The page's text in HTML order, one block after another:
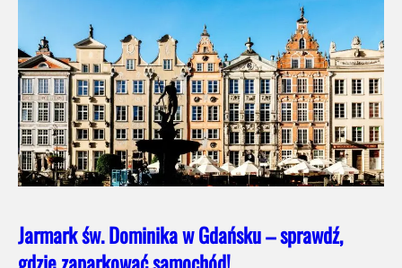
Jarmark św. Dominika w Gdańsku – sprawdź,